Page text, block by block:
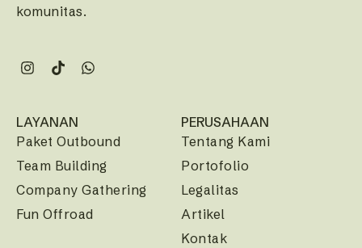
komunitas.
LAYANAN
Paket Outbound
Team Building
Company Gathering
Fun Offroad
PERUSAHAAN
Tentang Kami
Portofolio
Legalitas
Artikel
Kontak